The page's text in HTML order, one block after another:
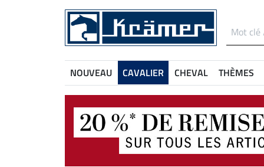
NOUVEAU CAVALIER CHEVAL THÈMES